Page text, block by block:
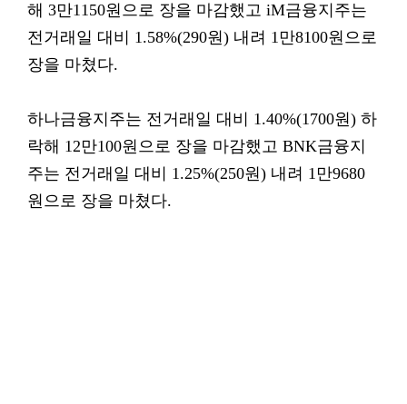
해 3만1150원으로 장을 마감했고 iM금융지주는
전거래일 대비 1.58%(290원) 내려 1만8100원으로
장을 마쳤다.
하나금융지주는 전거래일 대비 1.40%(1700원) 하
락해 12만100원으로 장을 마감했고 BNK금융지
주는 전거래일 대비 1.25%(250원) 내려 1만9680
원으로 장을 마쳤다.